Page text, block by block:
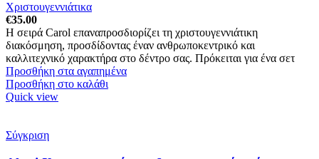
Χριστουγεννιάτικα
€35.00
Η σειρά Carol επαναπροσδιορίζει τη χριστουγεννιάτικη
διακόσμηση, προσδίδοντας έναν ανθρωποκεντρικό και
καλλιτεχνικό χαρακτήρα στο δέντρο σας. Πρόκειται για ένα σετ
Προσθήκη στα αγαπημένα
Προσθήκη στο καλάθι
Quick view
Σύγκριση